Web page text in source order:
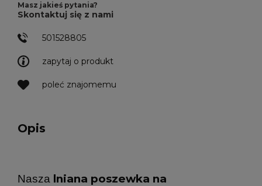
zapytaj o produkt
poleć znajomemu
Masz jakieś pytania?
Skontaktuj się z nami
501528805
Opis
Nasza lniana poszewka na